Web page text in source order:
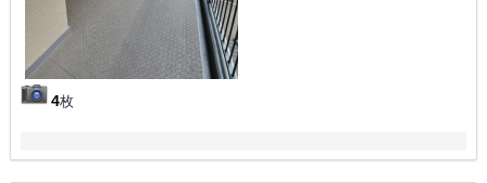
4枚